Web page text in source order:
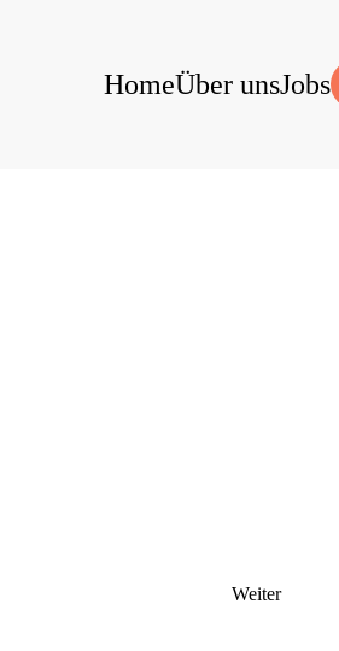
HomeÜber unsJobs
Weiter